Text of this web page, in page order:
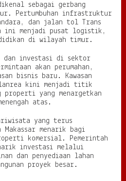
sebagai gerbang
Pertumbuhan infrastruktur
dan jalan tol Trans
ini menjadi pusat logistik,
di wilayah timur.
dan investasi di sektor
akan perumahan,
bisnis baru. Kawasan
kini menjadi titik
properti yang menargetkan
atas.
yang terus
Makassar menarik bagi
komersial. Pemerintah
investasi melalui
dan penyediaan lahan
proyek besar.